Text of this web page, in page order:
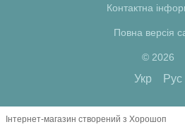
Контактна
Повна версія
© 2026
Укр Рус
Інтернет-магазин створений з Хорошоп